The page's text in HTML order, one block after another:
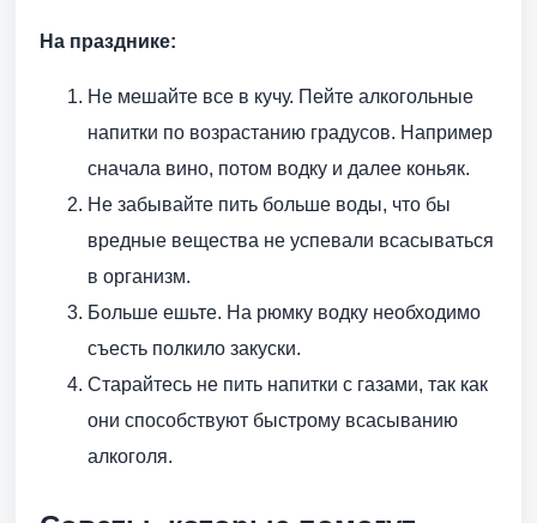
На празднике:
Не мешайте все в кучу. Пейте алкогольные
напитки по возрастанию градусов. Например
сначала вино, потом водку и далее коньяк.
Не забывайте пить больше воды, что бы
вредные вещества не успевали всасываться
в организм.
Больше ешьте. На рюмку водку необходимо
съесть полкило закуски.
Старайтесь не пить напитки с газами, так как
они способствуют быстрому всасыванию
алкоголя.